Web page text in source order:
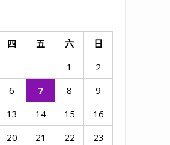
四 五 六
日
1
2
6 7 8
9
13 14 15
16
20 21 22
23